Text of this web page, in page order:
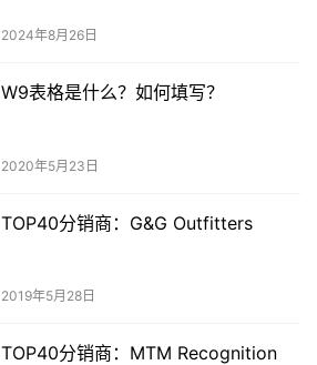
2024年8月26日
W9表格是什么？如何填写？
2020年5月23日
TOP40分销商：G&G Outfitters
2019年5月28日
TOP40分销商：MTM Recognition